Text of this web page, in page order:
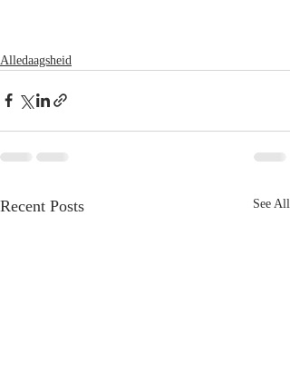
Alledaagsheid
Recent Posts See All